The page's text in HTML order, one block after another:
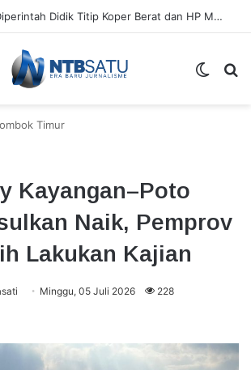
Saksi Ngaku Diperintah Didik Titip Koper Berat dan HP Mati ke Pegawai Bank
Timur
Kayangan–Poto
Naik, Pemprov
Lakukan Kajian
Minggu, 05 Juli 2026 228